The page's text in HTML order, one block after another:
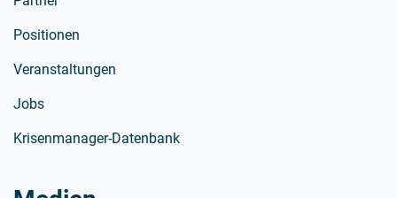
Positionen
Veranstaltungen
Jobs
Krisenmanager-Datenbank